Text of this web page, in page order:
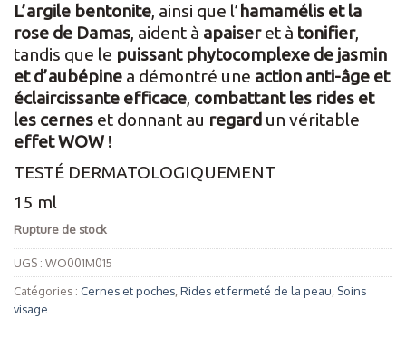
L’argile bentonite, ainsi que l’ hamamélis et la
rose de Damas, aident à apaiseret à tonifier,
tandis que le puissant phytocomplexe de jasmin
et d’aubépine a démontré une action anti-âge et
éclaircissante efficace, combattant les rides et
les cernes et donnant au regard un véritable
effet WOW !
TESTÉ DERMATOLOGIQUEMENT
15 ml
Rupture de stock
UGS : WO001M015
Catégories : Cernes et poches Rides et fermeté de la peau Soins
visage